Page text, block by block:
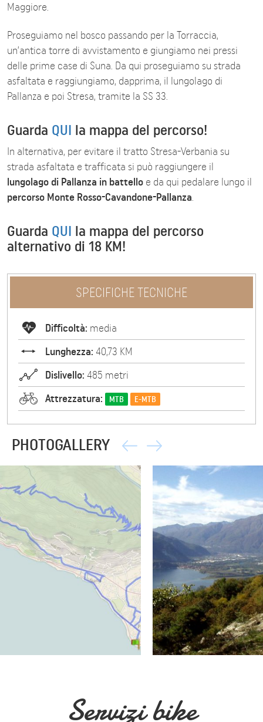
Maggiore.
Proseguiamo nel bosco passando per la Torraccia,
un’antica torre di avvistamento e giungiamo nei pressi
delle prime case di Suna. Da qui proseguiamo su strada
asfaltata e raggiungiamo, dapprima, il lungolago di
Pallanza e poi Stresa, tramite la SS 33.
Guarda QUI la mappa del percorso!
In alternativa, per evitare il tratto Stresa-Verbania su
strada asfaltata e trafficata si può raggiungere il
lungolago di Pallanza in battello e da qui pedalare lungo il
percorso Monte Rosso-Cavandone-Pallanza
Guarda QUI la mappa del percorso
alternativo di 18 KM!
SPECIFICHE TECNICHE
Difficoltà: media
Lunghezza: 40,73 KM
Dislivello: 485 metri
Attrezzatura:
MTB E-MTB
PHOTOGALLERY
Servizi bike